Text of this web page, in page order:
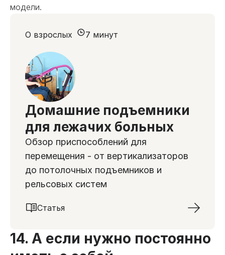
модели.
Домашние подъемники
для лежачих больных
Обзор приспособлений для
перемещения - от вертикализаторов
до потолочных подъемников и
рельсовых систем
О взрослых
Статья
7 минут
14. А если нужно постоянно